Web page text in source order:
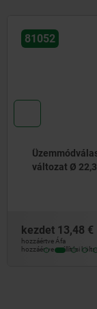
81052-06
Világító
változat Ø
kezdet 15,80 €
hozzáértve Áfa
hozzáértve szállítási